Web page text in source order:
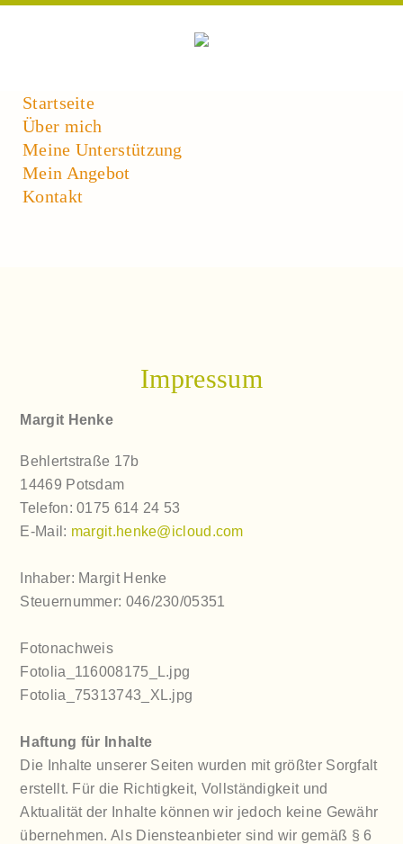
Startseite
Über mich
Meine Unterstützung
Mein Angebot
Kontakt
Impressum
Margit Henke
Behlertstraße 17b
14469 Potsdam
Telefon: 0175 614 24 53
E-Mail: margit.henke@icloud.com
Inhaber: Margit Henke
Steuernummer: 046/230/05351
Fotonachweis
Fotolia_116008175_L.jpg
Fotolia_75313743_XL.jpg
Haftung für Inhalte
Die Inhalte unserer Seiten wurden mit größter Sorgfalt
erstellt. Für die Richtigkeit, Vollständigkeit und
Aktualität der Inhalte können wir jedoch keine Gewähr
übernehmen. Als Diensteanbieter sind wir gemäß § 6